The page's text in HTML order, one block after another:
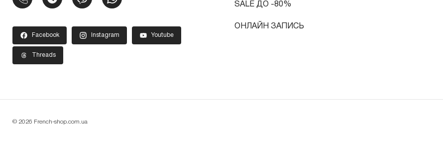
Facebook Instagram Youtube
Threads
SALE ДО -80%
ОНЛАЙН ЗАПИСЬ
© 2026 French-shop.com.ua